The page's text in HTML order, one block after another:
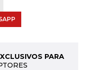
PARA